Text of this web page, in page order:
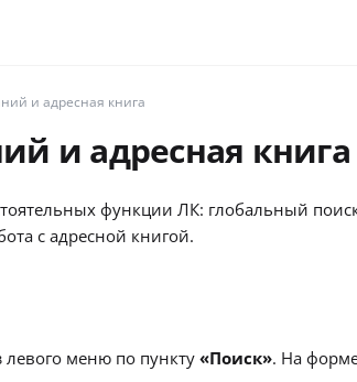
и адресная книга
и адресная книга
функции ЛК: глобальный
с адресной книгой.
левого меню по пункту«Поиск». На